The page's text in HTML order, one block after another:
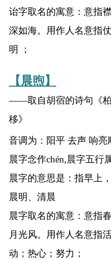
诒字取名的寓意：意指
深如海。用作人名意指
明 ；
【晨煦】
——取自胡宿的诗句《
移》
音调为：阳平 去声 响亮
晨字念作chén,晨字五行
晨字的意思是：指早上
晨明、清晨
晨字取名的寓意：意指
月光风。用作人名意指
动；热心；努力；